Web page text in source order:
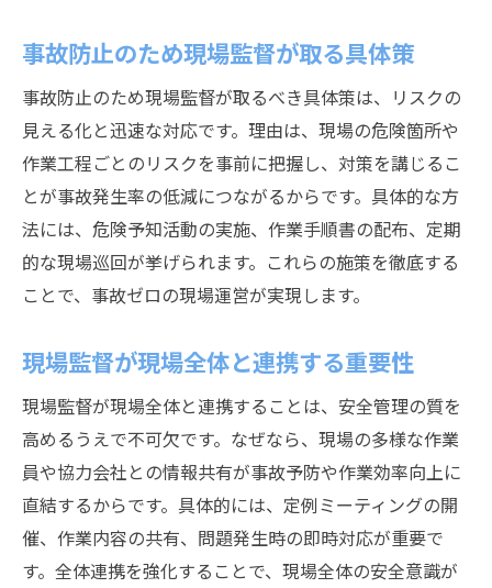
現場監督による静岡市の事故防止策
地域特有の現場監督安全管理の秘訣
高卒でも目指せる現場監督と安全管理の実践法
高卒から現場監督になる安全管理の道
現場監督に必要なスキルは学歴以上に重要
現場監督として高卒でも活躍できる理由
安全管理で高卒現場監督が信頼を得る方法
現場監督の先輩が語る高卒からの実践例
高卒現場監督が安全管理で差をつけるコツ
現場監督が年収を上げる安全管理の工夫
安全管理が現場監督の評価基準になる理由
現場監督が給与アップのために実践する施
策
現場監督の収入に影響する安全管理の要素
事故防止のため現場監督が取る具体策
事故防止のため現場監督が取るべき具体策は、リスクの
見える化と迅速な対応です。理由は、現場の危険箇所や
作業工程ごとのリスクを事前に把握し、対策を講じるこ
とが事故発生率の低減につながるからです。具体的な方
法には、危険予知活動の実施、作業手順書の配布、定期
的な現場巡回が挙げられます。これらの施策を徹底する
ことで、事故ゼロの現場運営が実現します。
現場監督が現場全体と連携する重要性
現場監督が現場全体と連携することは、安全管理の質を
高めるうえで不可欠です。なぜなら、現場の多様な作業
員や協力会社との情報共有が事故予防や作業効率向上に
直結するからです。具体的には、定例ミーティングの開
催、作業内容の共有、問題発生時の即時対応が重要で
す。全体連携を強化することで、現場全体の安全意識が